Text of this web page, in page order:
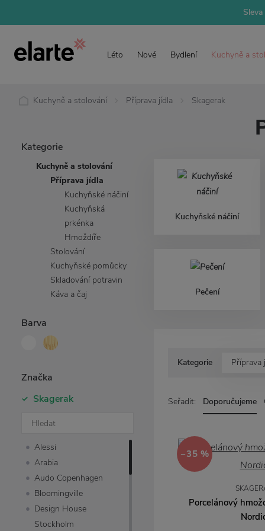
Léto Nové Bydlení Kuchyně a
Kuchyně a stolování Příprava jídla Skagerak
Kategorie
Kuchyně a stolování
Příprava jídla
Kuchyňské náčiní
Kuchyňská
prkénka
Hmoždíře
Stolování
Kuchyňské pomůcky
Skladování potravin
Káva a čaj
Barva
Značka
Skagerak
Alessi
Arabia
Audo Copenhagen
Bloomingville
Design House
Stockholm
Kuchyňské náčiní
Pečení
Kategorie Příprava
Seřadit: Doporučujeme
−35 %
Porcelánový